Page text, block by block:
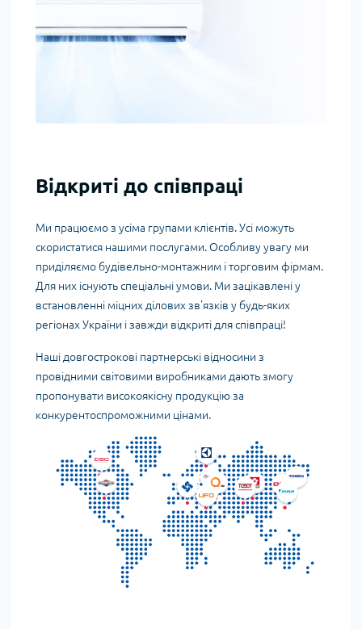
Відкриті до співпраці
Ми працюємо з усіма групами клієнтів. Усі можуть
скористатися нашими послугами. Особливу увагу ми
приділяємо будівельно-монтажним і торговим фірмам.
Для них існують спеціальні умови. Ми зацікавлені у
встановленні міцних ділових зв'язків у будь-яких
регіонах України і завжди відкриті для співпраці!
Наші довгострокові партнерські відносини з
провідними світовими виробниками дають змогу
пропонувати високоякісну продукцію за
конкурентоспроможними цінами.